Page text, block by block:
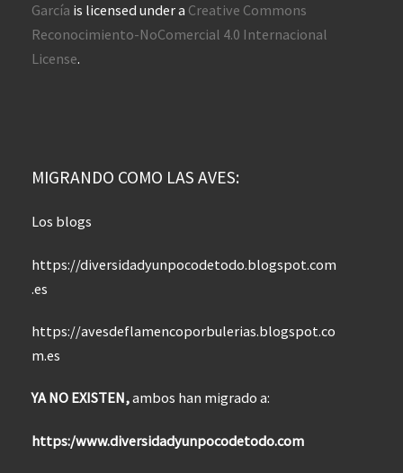
García is licensed under a Creative Commons
Reconocimiento-NoComercial 4.0 Internacional
License.
MIGRANDO COMO LAS AVES:
Los blogs
https://diversidadyunpocodetodo.blogspot.com
.es
https://avesdeflamencoporbulerias.blogspot.co
m.es
YA NO EXISTEN,ambos han migrado a:
https:/www.diversidadyunpocodetodo.com